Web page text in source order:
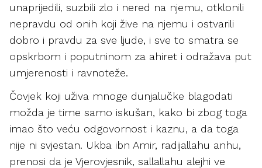
unaprijedili, suzbili zlo i nered na njemu, otklonili
nepravdu od onih koji žive na njemu i ostvarili
dobro i pravdu za sve ljude, i sve to smatra se
opskrbom i poputninom za ahiret i odražava put
umjerenosti i ravnoteže.
Čovjek koji uživa mnoge dunjalučke blagodati
možda je time samo iskušan, kako bi zbog toga
imao što veću odgovornost i kaznu, a da toga
nije ni svjestan. Ukba ibn Amir, radijallahu anhu,
prenosi da je Vjerovjesnik, sallallahu alejhi ve